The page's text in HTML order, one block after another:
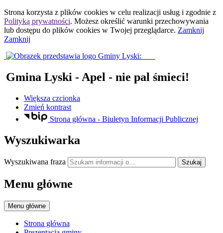
Strona korzysta z plików cookies w celu realizacji usług i zgodnie z
Polityką prywatności. Możesz określić warunki przechowywania
lub dostępu do plików cookies w Twojej przeglądarce. Zamknij
Zamknij
Gmina Lyski - Apel - nie pal śmieci!
Większa czcionka
Zmień kontrast
Strona główna - Biuletyn Informacji Publicznej
Wyszukiwarka
Wyszukiwana fraza Szukaj
Menu główne
Menu główne
Strona główna